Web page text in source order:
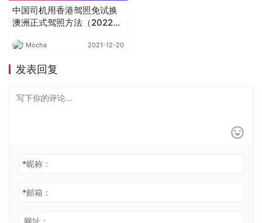
中国司机用香港驾照免试换
澳洲正式驾照方法（2022年
Mocha 2021-12-20
发表回复
*昵称：
*邮箱：
网址：